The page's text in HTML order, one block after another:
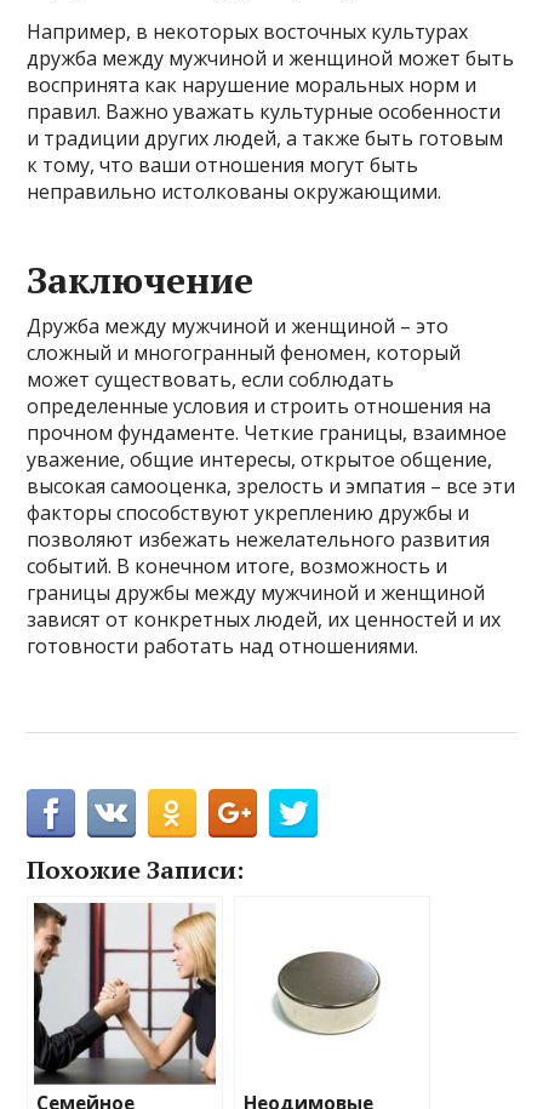
Например, в некоторых восточных культурах
дружба между мужчиной и женщиной может быть
воспринята как нарушение моральных норм и
правил. Важно уважать культурные особенности
и традиции других людей, а также быть готовым
к тому, что ваши отношения могут быть
неправильно истолкованы окружающими.
Заключение
Дружба между мужчиной и женщиной – это
сложный и многогранный феномен, который
может существовать, если соблюдать
определенные условия и строить отношения на
прочном фундаменте. Четкие границы, взаимное
уважение, общие интересы, открытое общение,
высокая самооценка, зрелость и эмпатия – все эти
факторы способствуют укреплению дружбы и
позволяют избежать нежелательного развития
событий. В конечном итоге, возможность и
границы дружбы между мужчиной и женщиной
зависят от конкретных людей, их ценностей и их
готовности работать над отношениями.
Похожие Записи:
Семейное Неодимовые